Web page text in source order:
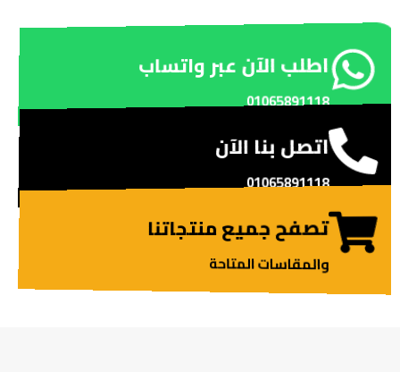
اطلب الآن عبر واتساب
01065891118
اتصل بنا الآن
01065891118
تصفح جميع منتجاتنا
والمقاسات المتاحة